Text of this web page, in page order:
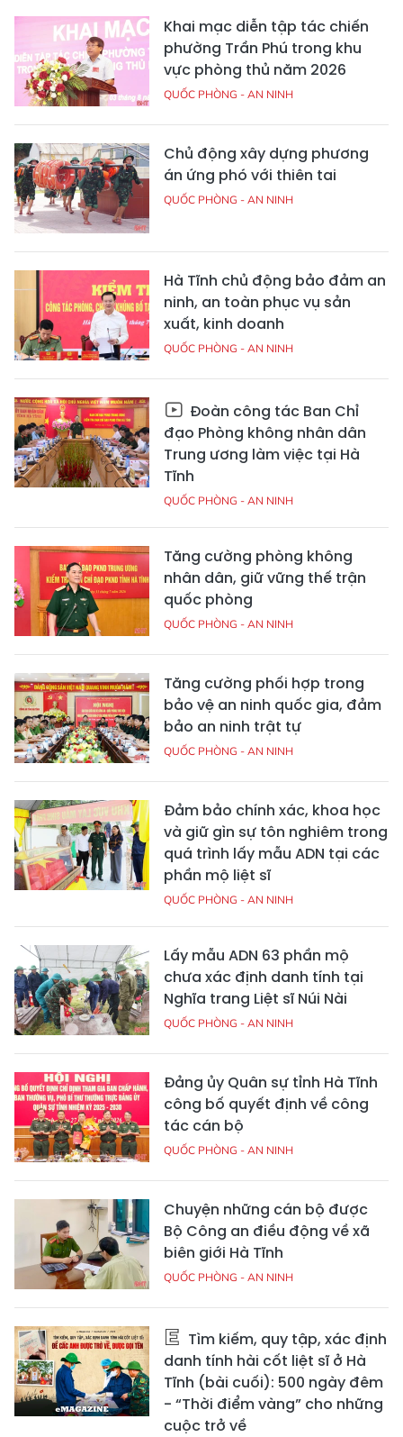
Khai mạc diễn tập tác chiến
phường Trần Phú trong khu
vực phòng thủ năm 2026
QUỐC PHÒNG - AN NINH
Chủ động xây dựng phương
án ứng phó với thiên tai
QUỐC PHÒNG - AN NINH
Hà Tĩnh chủ động bảo đảm an
ninh, an toàn phục vụ sản
xuất, kinh doanh
QUỐC PHÒNG - AN NINH
Đoàn công tác Ban Chỉ
đạo Phòng không nhân dân
Trung ương làm việc tại Hà
Tĩnh
QUỐC PHÒNG - AN NINH
Tăng cường phòng không
nhân dân, giữ vững thế trận
quốc phòng
QUỐC PHÒNG - AN NINH
Tăng cường phối hợp trong
bảo vệ an ninh quốc gia, đảm
bảo an ninh trật tự
QUỐC PHÒNG - AN NINH
Đảm bảo chính xác, khoa học
và giữ gìn sự tôn nghiêm trong
quá trình lấy mẫu ADN tại các
phần mộ liệt sĩ
QUỐC PHÒNG - AN NINH
Lấy mẫu ADN 63 phần mộ
chưa xác định danh tính tại
Nghĩa trang Liệt sĩ Núi Nài
QUỐC PHÒNG - AN NINH
Đảng ủy Quân sự tỉnh Hà Tĩnh
công bố quyết định về công
tác cán bộ
QUỐC PHÒNG - AN NINH
Chuyện những cán bộ được
Bộ Công an điều động về xã
biên giới Hà Tĩnh
QUỐC PHÒNG - AN NINH
Tìm kiếm, quy tập, xác định
danh tính hài cốt liệt sĩ ở Hà
Tĩnh (bài cuối): 500 ngày đêm
- “Thời điểm vàng” cho những
cuộc trở về